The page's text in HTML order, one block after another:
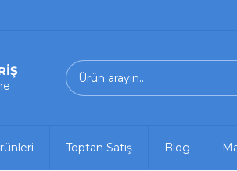
Toptan Satış Blog